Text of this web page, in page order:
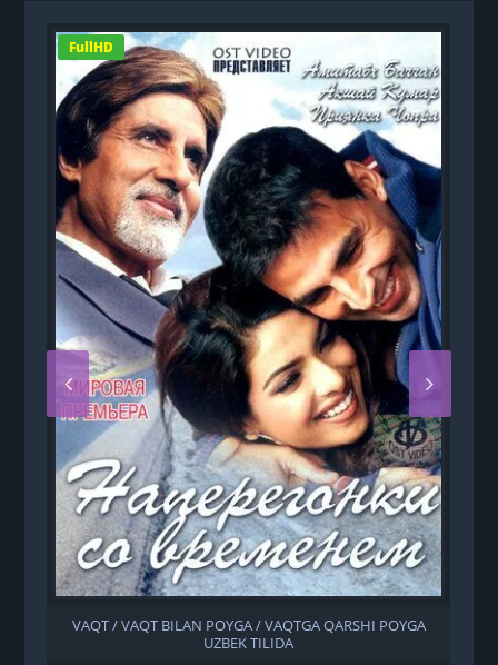
FullHD
VAQT / VAQT BILAN POYGA / VAQTGA QARSHI POYGA
UZBEK TILIDA